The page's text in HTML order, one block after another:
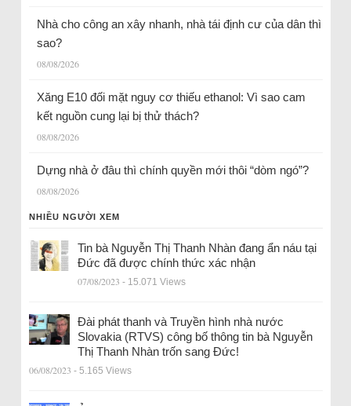
Nhà cho công an xây nhanh, nhà tái định cư của dân thì
sao?
08/08/2026
Xăng E10 đối mặt nguy cơ thiếu ethanol: Vì sao cam
kết nguồn cung lại bị thử thách?
08/08/2026
Dựng nhà ở đâu thì chính quyền mới thôi “dòm ngó”?
08/08/2026
NHIỀU NGƯỜI XEM
Tin bà Nguyễn Thị Thanh Nhàn đang ẩn náu tại
Đức đã được chính thức xác nhận
07/08/2023 - 15.071 Views
Đài phát thanh và Truyền hình nhà nước
Slovakia (RTVS) công bố thông tin bà Nguyễn
Thị Thanh Nhàn trốn sang Đức!
06/08/2023 - 5.165 Views